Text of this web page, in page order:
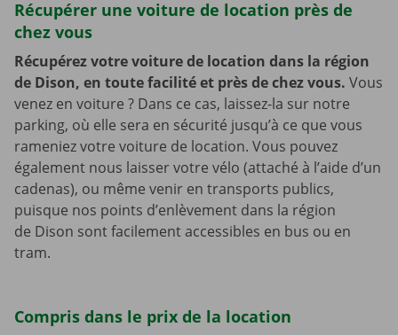
Récupérer une voiture de location près de
chez vous
Récupérez votre voiture de location dans la région
de Dison, en toute facilité et près de chez vous. Vous
venez en voiture ? Dans ce cas, laissez-la sur notre
parking, où elle sera en sécurité jusqu’à ce que vous
rameniez votre voiture de location. Vous pouvez
également nous laisser votre vélo (attaché à l’aide d’un
cadenas), ou même venir en transports publics,
puisque nos points d’enlèvement dans la région
de Dison sont facilement accessibles en bus ou en
tram.
Compris dans le prix de la location